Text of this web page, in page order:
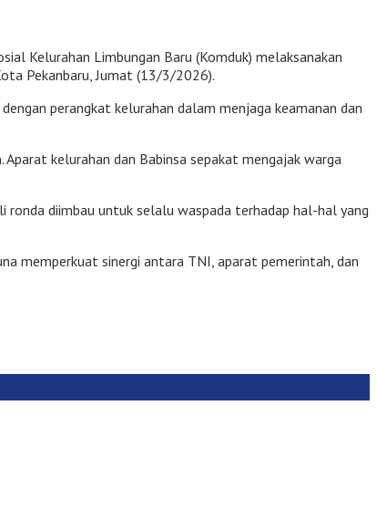
Kelurahan Limbungan Baru (Komduk) melaksanakan
Pekanbaru, Jumat (13/3/2026).
perangkat kelurahan dalam menjaga keamanan dan
kelurahan dan Babinsa sepakat mengajak warga
ronda diimbau untuk selalu waspada terhadap hal-hal yang
memperkuat sinergi antara TNI, aparat pemerintah, dan